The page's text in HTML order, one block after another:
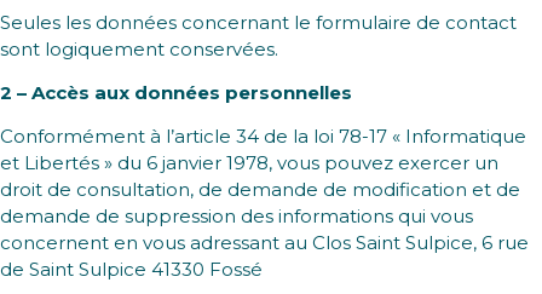
Seules les données concernant le formulaire de contact
sont logiquement conservées.
2 – Accès aux données personnelles
Conformément à l’article 34 de la loi 78-17 « Informatique
et Libertés » du 6 janvier 1978, vous pouvez exercer un
droit de consultation, de demande de modification et de
demande de suppression des informations qui vous
concernent en vous adressant au Clos Saint Sulpice, 6 rue
de Saint Sulpice 41330 Fossé